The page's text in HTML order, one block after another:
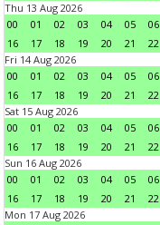
Thu 13 Aug 2026
00
01 02 03 04 05 06
16
17 18 19 20 21 22
Fri 14 Aug 2026
00
01 02 03 04 05 06
16
17 18 19 20 21 22
Sat 15 Aug 2026
00
01 02 03 04 05 06
16
17 18 19 20 21 22
Sun 16 Aug 2026
00
01 02 03 04 05 06
16
17 18 19 20 21 22
Mon 17 Aug 2026